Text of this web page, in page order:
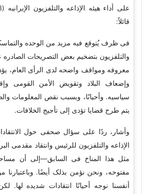
قائلاً:
فی ظرف یُتوقع فیه مزید من الوحده
والتلفزیون بتضخیم بعض التصریحات
معروفه ومواقف واضحه لدى الرأی العام،
وإضعاف البلاد وتقویض الأمن القومی
سیاسیه. وأحیانًا، وبسبب نقص المعلومات
یتم طرح قضایا تؤدی إلى تأجیج الخلافات.
وأشار، ردًا على سؤال صحفی حول
الإذاعه والتلفزیون للرئیس وانتقاد مقدمی
مثل هذا المناخ فی السابق—إلى أن
مفتوحه، ونحن نؤمن بذلک أیضًا. وباعتبارنا
أنفسنا نوجه أحیانًا انتقادات شدیده لها.